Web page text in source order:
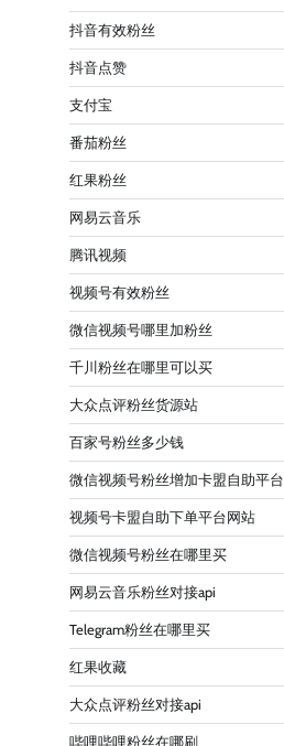
抖音有效粉丝
抖音点赞
支付宝
番茄粉丝
红果粉丝
网易云音乐
腾讯视频
视频号有效粉丝
微信视频号哪里加粉丝
千川粉丝在哪里可以买
大众点评粉丝货源站
百家号粉丝多少钱
微信视频号粉丝增加卡盟自助平台
视频号卡盟自助下单平台网站
微信视频号粉丝在哪里买
网易云音乐粉丝对接api
Telegram粉丝在哪里买
红果收藏
大众点评粉丝对接api
哔哩哔哩粉丝在哪刷